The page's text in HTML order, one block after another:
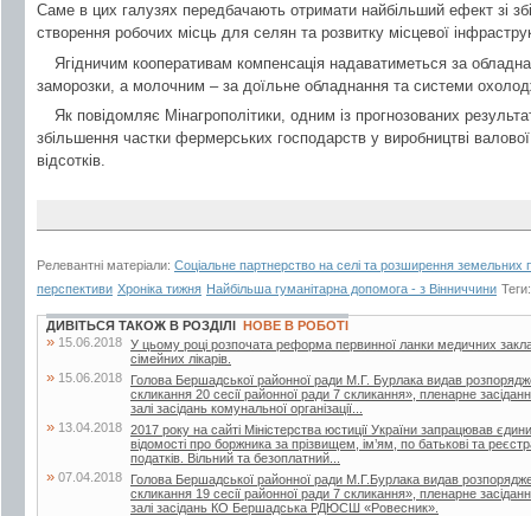
Саме в цих галузях передбачають отримати найбільший ефект зі
створення робочих місць для селян та розвитку місцевої
Ягідничим кооперативам компенсація надаватиметься за
заморозки, а молочним – за доїльне обладнання та системи
Як повідомляє Мінагрополітики, одним із прогнозованих
збільшення частки фермерських господарств у виробництві валової
відсотків.
Релевантні матеріали: Соціальне партнерство на селі та розширення земельних
перспективи Хроніка тижня Найбільша гуманітарна допомога - з Вінниччини
ДИВІТЬСЯ ТАКОЖ В РОЗДІЛІ НОВЕ В РОБОТІ
» 15.06.2018 У цьому році розпочата реформа первинної ланки медичних
сімейних лікарів.
» 15.06.2018
Голова Бершадської районної ради М.Г. Бурлака видав
скликання 20 сесії районної ради 7 скликання», пленарне
залі засідань комунальної організації...
» 13.04.2018 2017 року на сайті Міністерства юстиції України запрацював
відомості про боржника за прізвищем, ім’ям, по батькові та
податків. Вільний та безоплатний...
» 07.04.2018
Голова Бершадської районної ради М.Г.Бурлака видав
скликання 19 сесії районної ради 7 скликання», пленарне
залі засідань КО Бершадська РДЮСШ «Ровесник».